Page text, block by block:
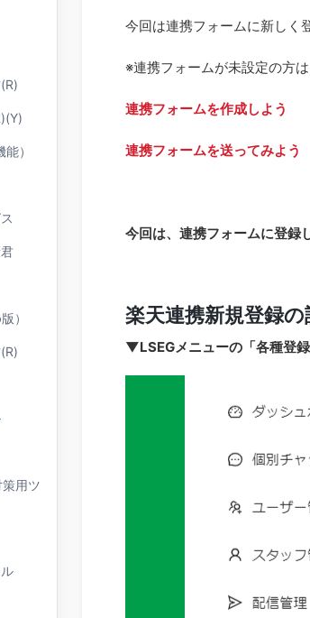
）
）
用ツ
今回は連携フォームに新しく
※連携フォームが未設定の方
連携フォームを作成しよう
連携フォームを送ってみよう
今回は、連携フォームに登録
楽天連携新規登録
▼LSEGメニューの「各種登録